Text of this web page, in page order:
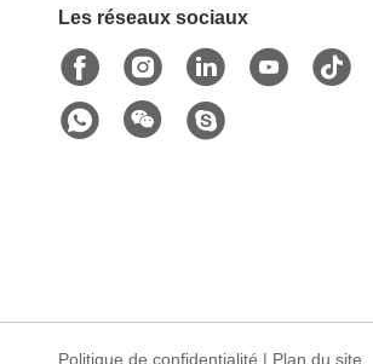
Les réseaux sociaux
Politique de confidentialité | Plan du site